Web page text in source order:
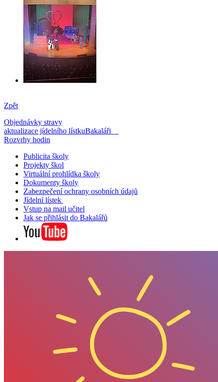
Zpět
Objednávky stravy
aktualizace jídelního lístkuBakaláři
Rozvrhy hodin
Publicita školy
Projekty škol
Virtuální prohlídka školy
Dokumenty školy
Zabezpečení ochrany osobních údajů
Jídelní lístek
Vstup na mail učitel
Jak se přihlásit do Bakalářů